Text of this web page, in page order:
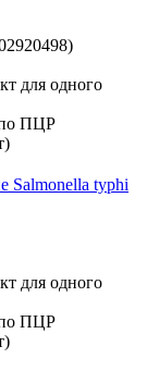
Salmonella typhi